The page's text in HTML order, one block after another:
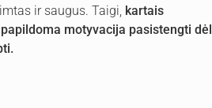
ir saugus. Taigi, kartais
motyvacija pasistengti dėl